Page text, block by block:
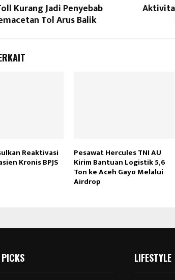
Kurang Jadi Penyebab
Tol Arus Balik
Reaktivasi
Kronis BPJS
Pesawat Hercules TNI AU
Kirim Bantuan Logistik 5,6
Ton ke Aceh Gayo Melalui
Airdrop
LIFESTYLE